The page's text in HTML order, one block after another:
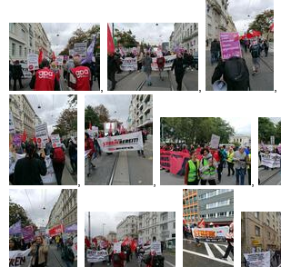
, , ,
, , ,